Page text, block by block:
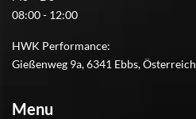
08:00 - 12:00
HWK Performance:
Gießenweg 9a, 6341 Ebbs, Österreich
Menu